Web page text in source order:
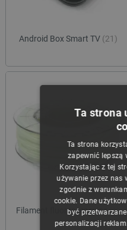
Android Box Smart TV (21)
Filament fluorescencyjne(1)
Ta strona
Ta strona
zapewnić lepszą
Korzystając z tej
używanie przez nas
zgodnie z
cookie. Dane
być
personalizacji